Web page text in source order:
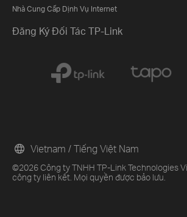
Nhà Cung Cấp Dịnh Vụ Internet
Đăng Ký Đối Tác TP-Link
©2026 Công ty TNHH TP-Link Technologies
công ty liên kết. Mọi quyền được bảo lưu.
Vietnam / Tiếng Việt Nam